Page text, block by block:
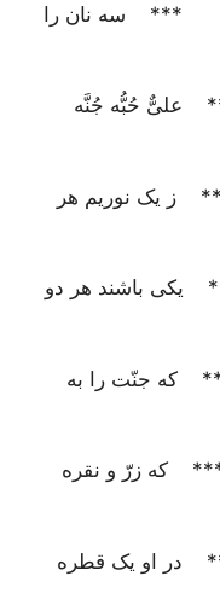
*** سه نان را
*** علیٌّ حُبُّه جُنَّه
ز یک نوریم هر
یکی باشند هر دو
که جنّت را به
*** که زرّ و نقره
در او یک قطره